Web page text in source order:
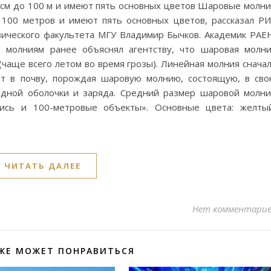
до 100 м и имеют пять основных цветов Шаровые
метров и имеют пять основных цветов, рассказал
факультета МГУ Владимир Бычков. Академик
ранее объяснял агентству, что шаровая
всего летом во время грозы). Линейная молния
в почву, порождая шаровую молнию, состоящую, в
оболочки и заряда. Средний размер шаровой
и 100-метровые объекты». Основные цвета:
ЧИТАТЬ ДАЛЕЕ
Нет
МОЖЕТ ПОНРАВИТЬСЯ